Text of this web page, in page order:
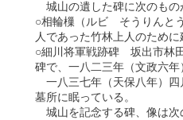
城山の遺した碑に次のもの
○相輪樔（ルビ　そうりんと
人であった竹林上人のために
○細川将軍戦跡碑　坂出市林
碑で、一八二三年（文政六年
一八三七年（天保八年）四
墓所に眠っている。
城山を記念する碑、像は次